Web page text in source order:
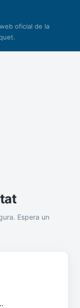
oficial de la
Espera un